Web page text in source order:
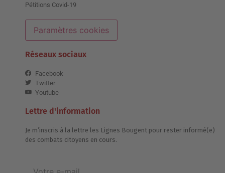
Pétitions Covid-19
Paramètres cookies
Réseaux sociaux
Facebook
Twitter
Youtube
Lettre d'information
Je m’inscris à la lettre les Lignes Bougent pour rester informé(e)
des combats citoyens en cours.